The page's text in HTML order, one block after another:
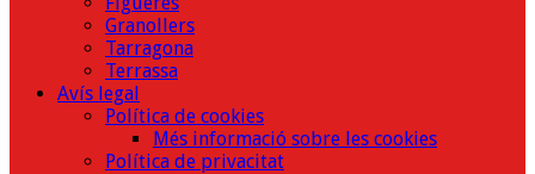
Granollers
Tarragona
Terrassa
Avís legal
Política de cookies
Més informació sobre les cookies
Política de privacitat